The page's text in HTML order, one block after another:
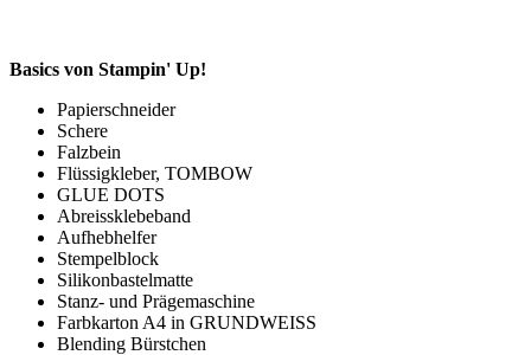
Basics von Stampin' Up!
Papierschneider
Schere
Falzbein
Flüssigkleber, TOMBOW
GLUE DOTS
Abreissklebeband
Aufhebhelfer
Stempelblock
Silikonbastelmatte
Stanz- und Prägemaschine
Farbkarton A4 in GRUNDWEISS
Blending Bürstchen